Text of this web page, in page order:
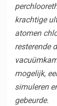
krachtige
atomen
resterende
mogelijk,
simuleren
gebeurde.